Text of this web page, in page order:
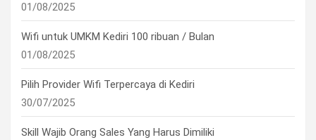
01/08/2025
Wifi untuk UMKM Kediri 100 ribuan / Bulan
01/08/2025
Pilih Provider Wifi Terpercaya di Kediri
30/07/2025
Skill Wajib Orang Sales Yang Harus Dimiliki